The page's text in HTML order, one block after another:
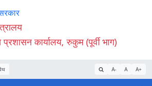
प्रशासन कार्यालय, रुकुम (पूर्वी भाग)
A- A A+